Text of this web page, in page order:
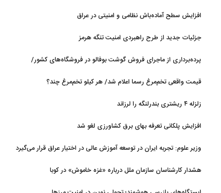
افزایش سطح آماده‌باش نظامی و امنیتی در عراق
جزئیات جدید از طرح راهبردی امنیت تنگه هرمز
پرده‌برداری از ماجرای فروش گوشت بوفالو در فروشگاه‌های کشور/
قیمت واقعی تخم‌مرغ رسما اعلام شد/ هر کیلو تخم‌مرغ چند؟
زلزله ۴ ریشتری بندرلنگه را لرزاند
افزایش پلکانی تعرفه بهای برق کشاورزی لغو شد
وزیر علوم: تجربه ایران در توسعه آموزش عالی در اختیار عراق قرار می‌گیرد
هشدار کارشناسان سازمان ملل درباره «غزه‌ خاموش» در کوبا